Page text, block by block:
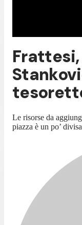
Frattesi,
Le risorse da
piazza è un po’ divisa